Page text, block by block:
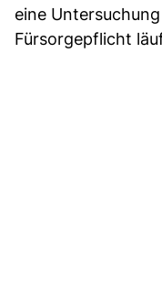
eine
Fürsorgepflicht